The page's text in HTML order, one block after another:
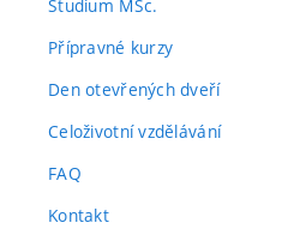
Studium MSc.
Přípravné kurzy
Den otevřených dveří
Celoživotní vzdělávání
FAQ
Kontakt